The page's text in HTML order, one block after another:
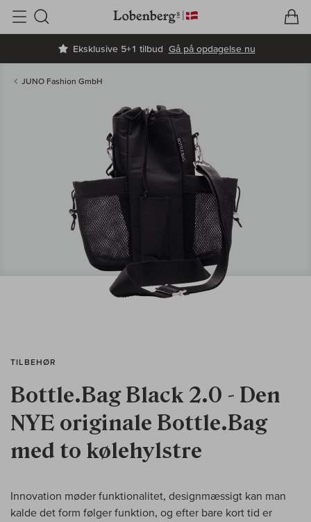
Eksklusive 5+1 tilbud Gå på opdagelse nu
Søg
JUNO Fashion GmbH
TILBEHØR
Bottle.Bag Black 2.0 - Den
NYE originale Bottle.Bag
med to kølehylstre
Innovation møder funktionalitet, designmæssigt kan man
kalde det form følger funktion, og efter bare kort tid er